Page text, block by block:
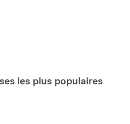
les plus populaires